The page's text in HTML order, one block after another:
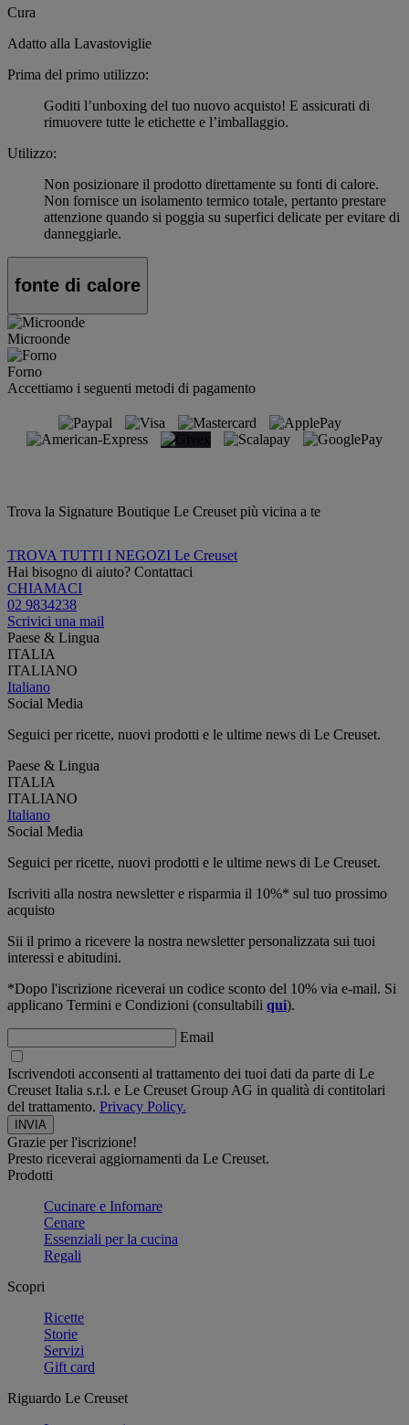
Cura
Adatto alla Lavastoviglie
Prima del primo utilizzo:
Goditi l’unboxing del tuo nuovo acquisto! E assicurati di
rimuovere tutte le etichette e l’imballaggio.
Utilizzo:
Non posizionare il prodotto direttamente su fonti di calore.
Non fornisce un isolamento termico totale, pertanto prestare
attenzione quando si poggia su superfici delicate per evitare di
danneggiarle.
fonte di calore
Microonde
Forno
Accettiamo i seguenti metodi di pagamento
Trova la Signature Boutique Le Creuset più vicina a te
TROVA TUTTI I NEGOZI Le Creuset
Hai bisogno di aiuto? Contattaci
CHIAMACI
02 9834238
Scrivici una mail
Paese & Lingua
ITALIA
ITALIANO
Italiano
Social Media
Seguici per ricette, nuovi prodotti e le ultime news di Le Creuset.
Paese & Lingua
ITALIA
ITALIANO
Italiano
Social Media
Seguici per ricette, nuovi prodotti e le ultime news di Le Creuset.
Iscriviti alla nostra newsletter e risparmia il 10%* sul tuo prossimo
acquisto
Sii il primo a ricevere la nostra newsletter personalizzata sui tuoi
interessi e abitudini.
*Dopo l'iscrizione riceverai un codice sconto del 10% via e-mail. Si
applicano Termini e Condizioni (consultabili qui).
Email
Iscrivendoti acconsenti al trattamento dei tuoi dati da parte di Le
Creuset Italia s.r.l. e Le Creuset Group AG in qualità di contitolari
del trattamento. Privacy Policy.
Grazie per l'iscrizione!
Presto riceverai aggiornamenti da Le Creuset.
Prodotti
Cucinare e Infornare
Cenare
Essenziali per la cucina
Regali
Scopri
Ricette
Storie
Servizi
Gift card
Riguardo Le Creuset